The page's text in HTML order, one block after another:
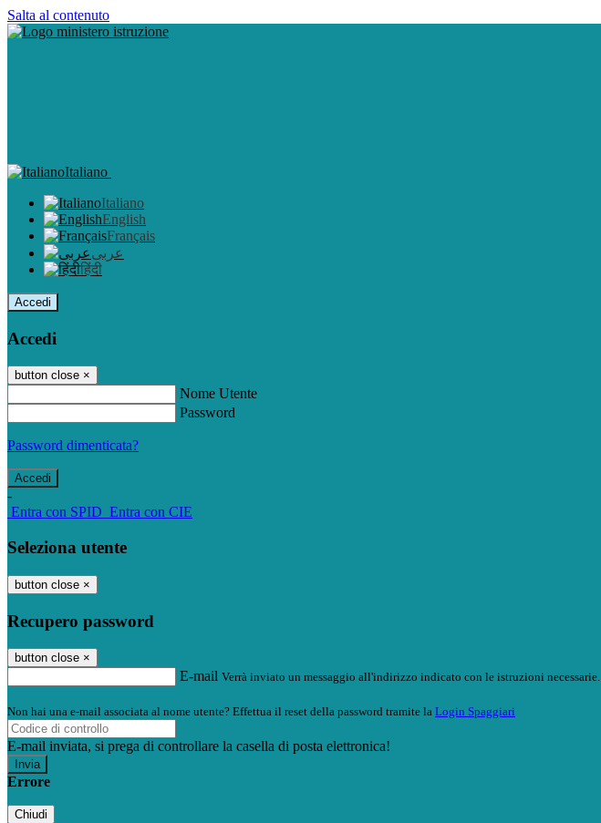
Salta al contenuto
Italiano
Italiano
English
Français
عربى
हिंदी
Accedi
Accedi
button close ×
Nome Utente
Password
Password dimenticata?
-
Entra con SPID Entra con CIE
Seleziona utente
button close ×
Recupero password
button close ×
E-mail Verrà inviato un messaggio all'indirizzo indicato con le istruzioni necessarie.
Non hai una e-mail associata al nome utente? Effettua il reset della password tramite la Login Spaggiari
E-mail inviata, si prega di controllare la casella di posta elettronica!
Errore
Chiudi